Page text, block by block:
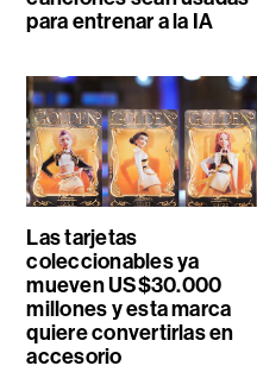
para entrenar a la IA
Las tarjetas
coleccionables ya
mueven US$30.000
millones y esta marca
quiere convertirlas en
accesorio